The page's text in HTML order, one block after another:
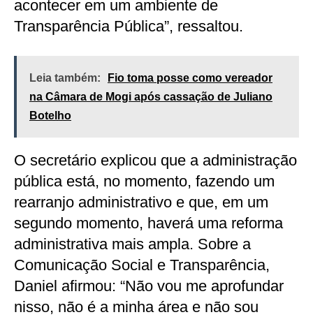
acontecer em um ambiente de
Transparência Pública”, ressaltou.
Leia também:
Fio toma posse como vereador
na Câmara de Mogi após cassação de Juliano
Botelho
O secretário explicou que a administração
pública está, no momento, fazendo um
rearranjo administrativo e que, em um
segundo momento, haverá uma reforma
administrativa mais ampla. Sobre a
Comunicação Social e Transparência,
Daniel afirmou: “Não vou me aprofundar
nisso, não é a minha área e não sou